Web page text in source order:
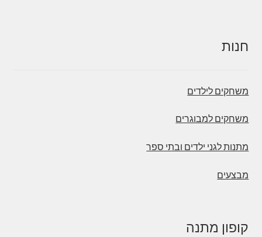
חנות
משחקים לילדים
משחקים למבוגרים
מתנות לגני ילדים ובתי ספר
מבצעים
קופון מתנה